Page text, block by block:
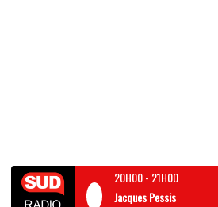
20H00- 21H00
Jacques Pessis